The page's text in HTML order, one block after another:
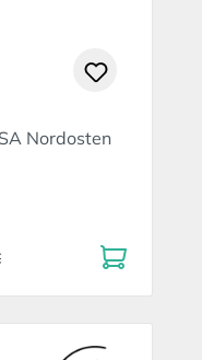
Nordosten